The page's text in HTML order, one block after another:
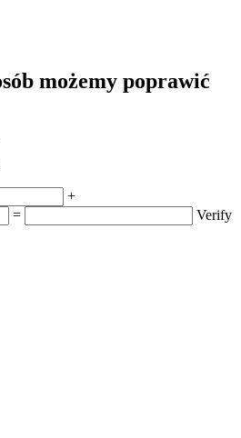
możemy poprawić
+
=
Verify